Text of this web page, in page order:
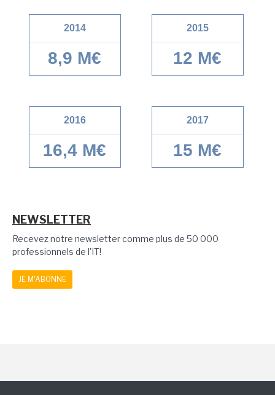
2014
8,9 M€
2015
12 M€
2016
16,4 M€
2017
15 M€
NEWSLETTER
Recevez notre newsletter comme plus de 50 000
professionnels de l'IT!
JE M'ABONNE